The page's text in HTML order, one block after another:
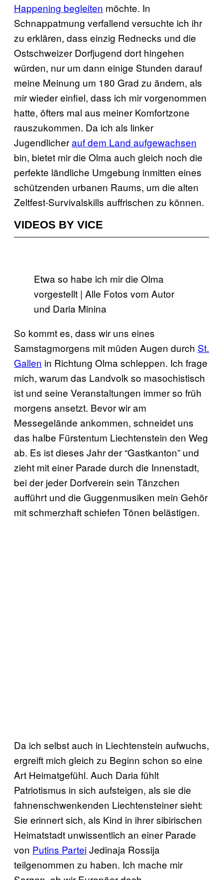
Happening begleiten möchte. In
Schnappatmung verfallend versuchte ich ihr
zu erklären, dass einzig Rednecks und die
Ostschweizer Dorfjugend dort hingehen
würden, nur um dann einige Stunden darauf
meine Meinung um 180 Grad zu ändern, als
mir wieder einfiel, dass ich mir vorgenommen
hatte, öfters mal aus meiner Komfortzone
rauszukommen. Da ich als linker
Jugendlicherauf dem Land aufgewachsen
bin, bietet mir die Olma auch gleich noch die
perfekte ländliche Umgebung inmitten eines
schützenden urbanen Raums, um die alten
Zeltfest-Survivalskills auffrischen zu können.
VIDEOS BY VICE
Etwa so habe ich mir die Olma
vorgestellt | Alle Fotos vom Autor
und Daria Minina
So kommt es, dass wir uns eines
Samstagmorgens mit müden Augen durch St.
Gallen in Richtung Olma schleppen. Ich frage
mich, warum das Landvolk so masochistisch
ist und seine Veranstaltungen immer so früh
morgens ansetzt. Bevor wir am
Messegelände ankommen, schneidet uns
das halbe Fürstentum Liechtenstein den Weg
ab. Es ist dieses Jahr der “Gastkanton” und
zieht mit einer Parade durch die Innenstadt,
bei der jeder Dorfverein sein Tänzchen
aufführt und die Guggenmusiken mein Gehör
mit schmerzhaft schiefen Tönen belästigen.
Da ich selbst auch in Liechtenstein aufwuchs,
ergreift mich gleich zu Beginn schon so eine
Art Heimatgefühl. Auch Daria fühlt
Patriotismus in sich aufsteigen, als sie die
fahnenschwenkenden Liechtensteiner sieht:
Sie erinnert sich, als Kind in ihrer sibirischen
Heimatstadt unwissentlich an einer Parade
von Putins ParteiJedinaja Rossija
teilgenommen zu haben. Ich mache mir